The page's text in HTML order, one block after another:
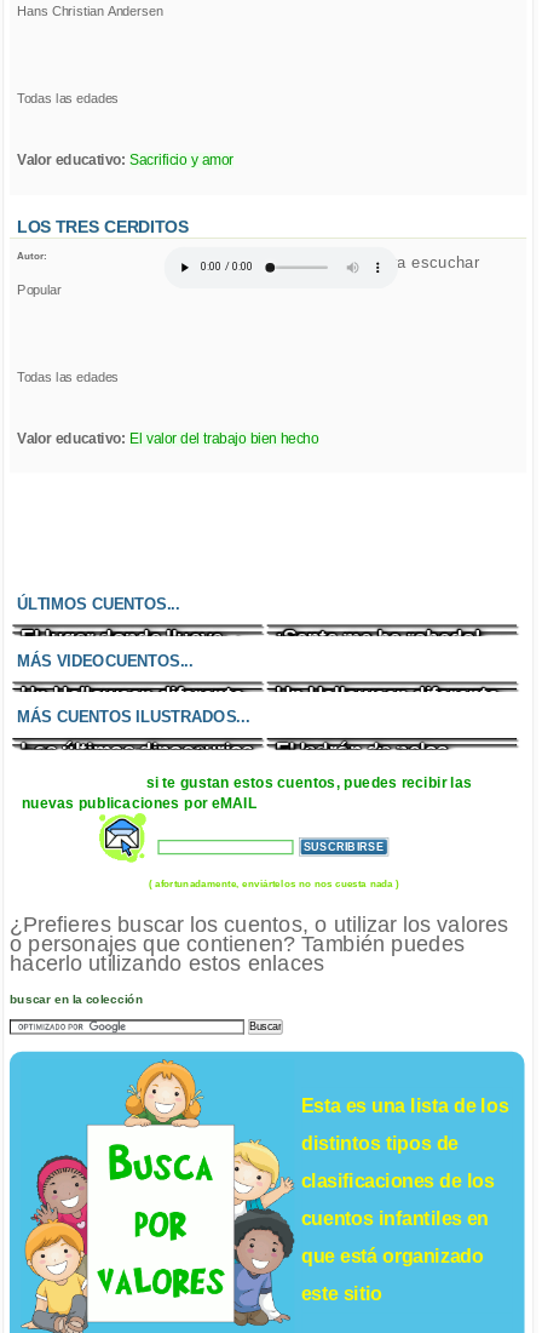
Hans Christian Andersen
Todas las edades
Valor educativo:Sacrificio y amor
LOS TRES CERDITOS
Click para escuchar
Autor:
Popular
Todas las edades
Valor educativo: El valor del trabajo bien hecho
ÚLTIMOS CUENTOS...
El lugar donde llueve
chocolate
¡Santa me ha robado!
MÁS VIDEOCUENTOS...
Un Halloween diferente Un Halloween diferente
MÁS CUENTOS ILUSTRADOS...
Los últimos dinosaurios El ladrón de pelos
Eduardo y el dragón El árbol mágico
si te gustan estos cuentos, puedes recibir las
nuevas publicaciones por eMAIL
( afortunadamente, enviártelos no nos cuesta nada )
¿Prefieres buscar los cuentos, o utilizar los valores
o personajes que contienen? También puedes
hacerlo utilizando estos enlaces
buscar en la colección
Esta es una lista de los
distintos tipos de
clasificaciones de los
cuentos infantilesen
que está organizado
este sitio